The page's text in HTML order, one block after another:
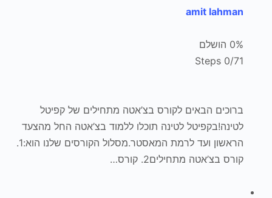
amit lahman
0% הושלם
0/71 Steps
ברוכים הבאים לקורס בצ’אטה מתחילים של קפיטל
לטינה!בקפיטל לטינה תוכלו ללמוד בצ’אטה החל מהצעד
הראשון ועד לרמת המאסטר.מסלול הקורסים שלנו הוא:1.
קורס בצ’אטה מתחילים2. קורס…